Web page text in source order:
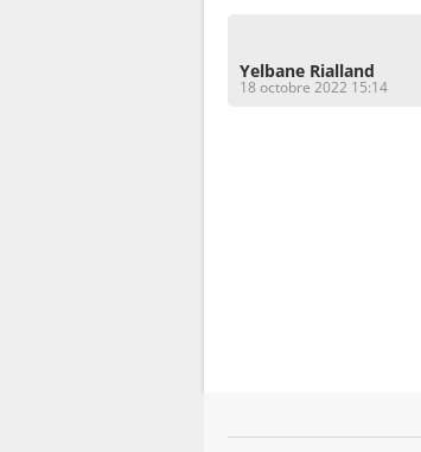
Yelbane Rialland
18 octobre 2022 15:14